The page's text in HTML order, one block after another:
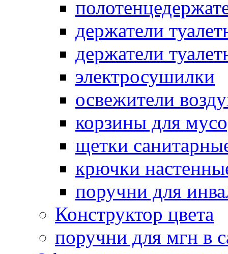
держатели
держатели
электросушилки
освежители
корзины для
щетки
крючки
поручни для
Конструктор цвета
поручни для мгн в